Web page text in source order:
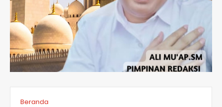
Beranda